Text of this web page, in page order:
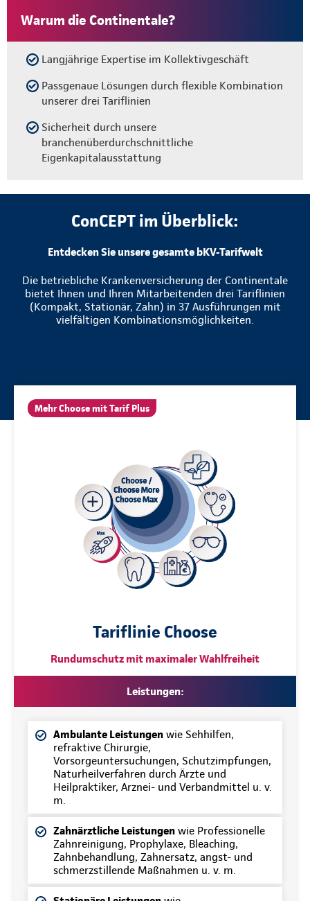
Warum die Continentale?
Langjährige Expertise im Kollektivgeschäft
Passgenaue Lösungen durch flexible Kombination
unserer drei Tariflinien
Sicherheit durch unsere
branchenüberdurchschnittliche
Eigenkapitalausstattung
ConCEPT im Überblick:
Entdecken Sie unsere gesamte bKV-Tarifwelt
Die betriebliche Krankenversicherung der Continentale
bietet Ihnen und Ihren Mitarbeitenden drei Tariflinien
(Kompakt, Stationär, Zahn) in 37 Ausführungen mit
vielfältigen Kombinationsmöglichkeiten.
Mehr Choose mit Tarif Plus
Tariflinie Choose
Rundumschutz mit maximaler Wahlfreiheit
Leistungen:
Ambulante Leistungen wie Sehhilfen,
refraktive Chirurgie,
Vorsorgeuntersuchungen, Schutzimpfungen,
Naturheilverfahren durch Ärzte und
Heilpraktiker, Arznei- und Verbandmittel u. v.
m.
Zahnärztliche Leistungen wie Professionelle
Zahnreinigung, Prophylaxe, Bleaching,
Zahnbehandlung, Zahnersatz, angst- und
schmerzstillende Maßnahmen u. v. m.